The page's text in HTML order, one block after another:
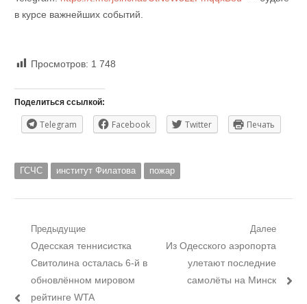
в курсе важнейших событий.
Просмотров: 1 748
Поделиться ссылкой:
Telegram Facebook Twitter Печать
ГСЧС институт Филатова пожар
Навигация
записям
Предыдущие
Предыдущий
пост:
Одесская теннисистка
Свитолина осталась 6-й в
обновлённом мировом
рейтинге WTA
Далее
Следующий
Из Одесского аэропорта
улетают последние
самолёты на Минск